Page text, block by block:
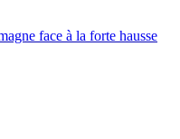
face à la forte hausse